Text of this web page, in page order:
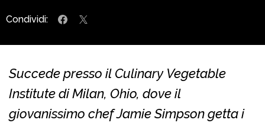
Condividi:
Succede presso il Culinary Vegetable
Institute di Milan, Ohio, dove il
giovanissimo chef Jamie Simpson getta i